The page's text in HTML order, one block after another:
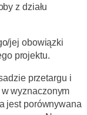
z działu
jej obowiązki
projektu.
przetargu i
w wyznaczonym
jest porównywana